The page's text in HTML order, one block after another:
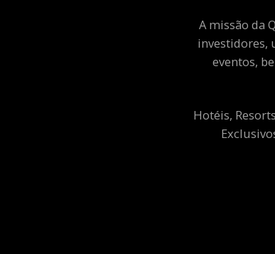
A missão da
investidores,
eventos,
Hotéis,